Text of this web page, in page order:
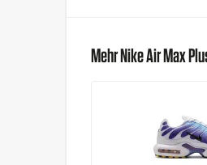
Mehr Nike Air Max